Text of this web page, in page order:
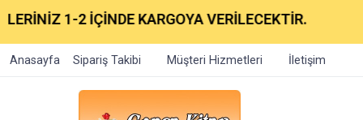
1-2 İÇİNDE KARGOYA VERİLECEKTİR.
Anasayfa Sipariş Takibi Müşteri Hizmetleri İletişim